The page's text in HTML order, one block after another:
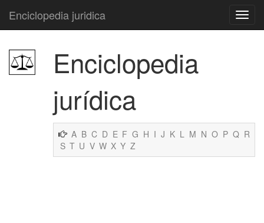
Enciclopedia juridica
Enciclopedia
jurídica
A B C D E F G H I J K L M N O P Q R
S T U V W X Y Z